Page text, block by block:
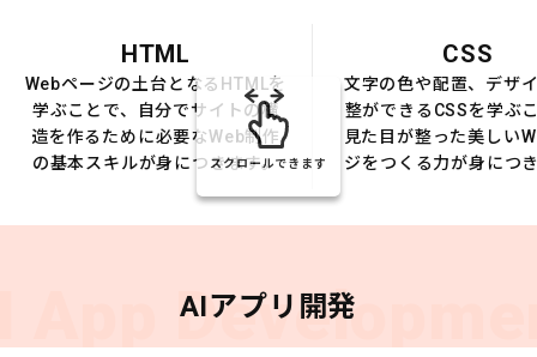
HTML
Webページの土台となるHTMLを
学ぶことで、自分でサイトの構
造を作るために必要なWeb制作
の基本スキルが身につきます。
CSS
文字の色や配置、デザ
整ができるCSSを学ぶ
見た目が整った美しい
ジをつくる力が身につ
スクロールできます
App AIアプリ開発